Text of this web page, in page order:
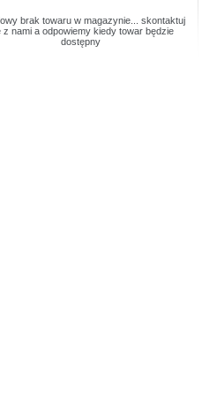
brak towaru w magazynie... skontaktuj
z nami a odpowiemy kiedy towar będzie
dostępny